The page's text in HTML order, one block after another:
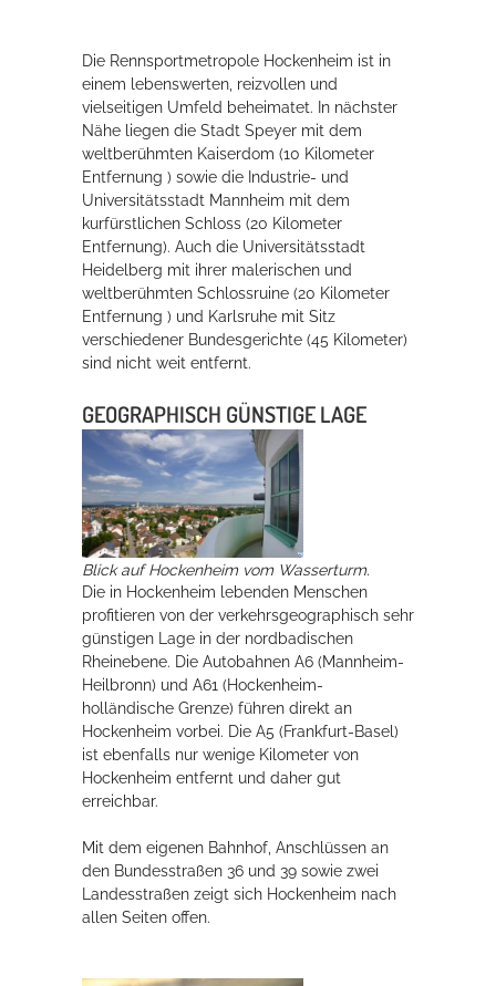
Konzerte, Tagungen und vieles mehr
Die Stadthalle Hockenheim bietet den perfekten Standort für Events
mehr dazu...
Erleben in Hockenheim
Spaß unter prickelnden Wasserfällen, das rauschende Meer im
Wellenbecken oder doch lieber die pure Entspannung auf der
Sprudelliege im Solebecken?
mehr dazu...
Die Rennsportmetropole Hockenheim ist in
einem lebenswerten, reizvollen und
vielseitigen Umfeld beheimatet. In nächster
Nähe liegen die Stadt Speyer mit dem
weltberühmten Kaiserdom (10 Kilometer
Entfernung ) sowie die Industrie- und
Universitätsstadt Mannheim mit dem
kurfürstlichen Schloss (20 Kilometer
Entfernung). Auch die Universitätsstadt
Heidelberg mit ihrer malerischen und
weltberühmten Schlossruine (20 Kilometer
Entfernung ) und Karlsruhe mit Sitz
verschiedener Bundesgerichte (45 Kilometer)
sind nicht weit entfernt.
GEOGRAPHISCH GÜNSTIGE LAGE
Blick auf Hockenheim vom Wasserturm.
Die in Hockenheim lebenden Menschen
profitieren von der verkehrsgeographisch sehr
günstigen Lage in der nordbadischen
Rheinebene. Die Autobahnen A6 (Mannheim-
Heilbronn) und A61 (Hockenheim-
holländische Grenze) führen direkt an
Hockenheim vorbei. Die A5 (Frankfurt-Basel)
ist ebenfalls nur wenige Kilometer von
Hockenheim entfernt und daher gut
erreichbar.
Mit dem eigenen Bahnhof, Anschlüssen an
den Bundesstraßen 36 und 39 sowie zwei
Landesstraßen zeigt sich Hockenheim nach
allen Seiten offen.